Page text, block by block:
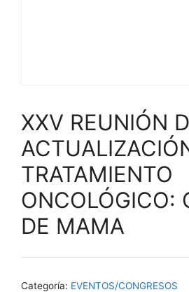
XXV REUNIÓN
TRATAMIENTO
ONCOLÓGICO:
DE MAMA
Categoría: EVENTOS/CONGRESOS